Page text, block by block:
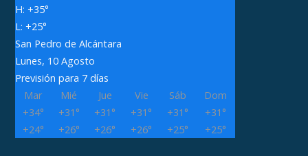
H: +35°
L: +25°
San Pedro de Alcántara
Lunes, 10 Agosto
Previsión para 7 días
Mar
Mié Jue Vie Sáb
Dom
+34° +31° +31° +31° +31° +31°
+24° +26° +26° +26° +25° +25°